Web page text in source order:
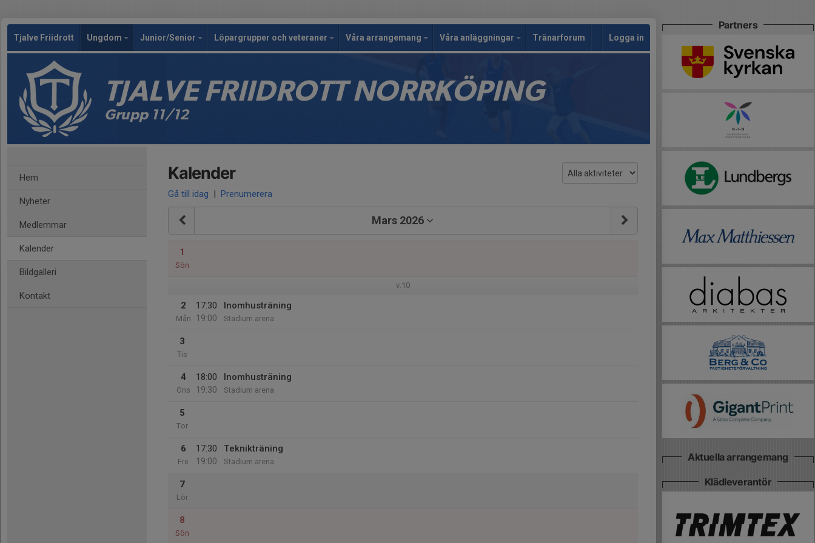
Tjalve Friidrott Ungdom Junior/Senior Löpargrupper och veteraner Våra arrangemang Våra anläggningar Tränarforum Logga in
TJALVE FRIIDROTT NORRKÖPING
Grupp 11/12
Hem
Nyheter
Medlemmar
Kalender
Bildgalleri
Kontakt
Kalender
Gå till idag | Prenumerera
Mars 2026
1
Sön
v.10
2
Mån
17:30
19:00
Inomhusträning
Stadium arena
3
Tis
4
Ons
18:00
19:30
Inomhusträning
Stadium arena
5
Tor
6
Fre
17:30
19:00
Teknikträning
Stadium arena
7
Lör
8
Sön
Partners
Aktuella arrangemang
Klädleverantör